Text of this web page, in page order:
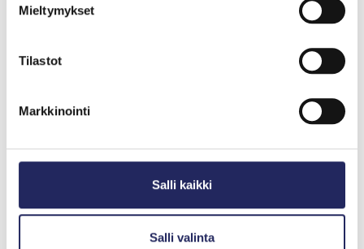
Mieltymykset
Tilastot
Markkinointi
Salli kaikki
Salli valinta
pyöri vain epätoivon ympärillä. Jos puhumme vain siitä,
miten peli on menetetty ja Itämeri kuollut, ei se innosta